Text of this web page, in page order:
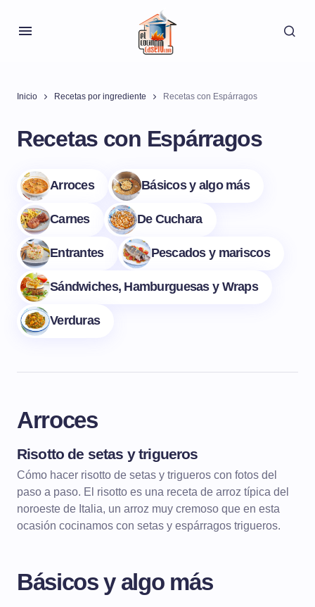
Inicio Recetas por ingrediente Recetas con Espárragos
Recetas con Espárragos
Arroces Básicos y algo más
Carnes De Cuchara
Entrantes Pescados y mariscos
Sándwiches, Hamburguesas y Wraps
Verduras
Arroces
Risotto de setas y trigueros
Cómo hacer risotto de setas y trigueros con fotos del
paso a paso. El risotto es una receta de arroz típica del
noroeste de Italia, un arroz muy cremoso que en esta
ocasión cocinamos con setas y espárragos trigueros.
Básicos y algo más